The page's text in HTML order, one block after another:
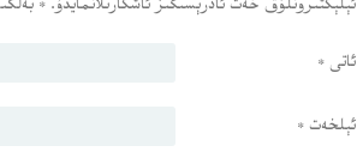
ئېلېكتىرونلۇق خەت ئادرېسىڭىز ئاشكارىلانمايدۇ. *
ئاتى *
ئېلخەت *